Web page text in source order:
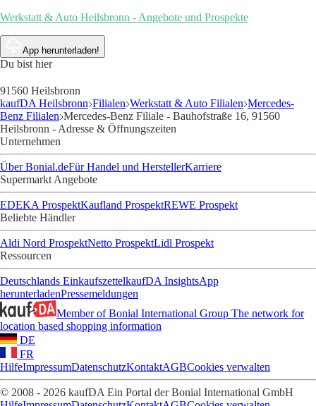
Werkstatt & Auto Heilsbronn - Angebote und Prospekte
App herunterladen!
Du bist hier
91560 Heilsbronn
kaufDA Heilsbronn Filialen Werkstatt & Auto Filialen Mercedes-
Benz Filialen Mercedes-Benz Filiale - Bauhofstraße 16, 91560
Heilsbronn - Adresse & Öffnungszeiten
Unternehmen
Über Bonial.deFür Handel und HerstellerKarriere
Supermarkt Angebote
EDEKA ProspektKaufland ProspektREWE Prospekt
Beliebte Händler
Aldi Nord ProspektNetto ProspektLidl Prospekt
Ressourcen
Deutschlands EinkaufszettelkaufDA InsightsApp
herunterladenPressemeldungen
Member of Bonial International Group The network for
location based shopping information
DE
FR
HilfeImpressumDatenschutzKontaktAGBCookies verwalten
© 2008 - 2026 kaufDA Ein Portal der Bonial International GmbH